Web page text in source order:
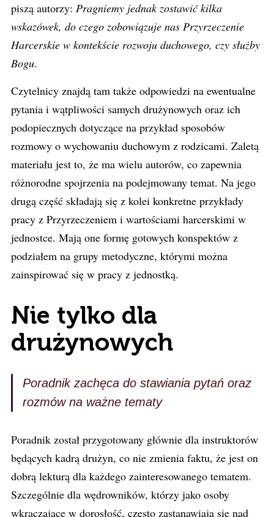
piszą autorzy: Pragniemy jednak zostawić kilka
wskazówek, do czego zobowiązuje nas Przyrzeczenie
Harcerskie w kontekście rozwoju duchowego, czy służby
Bogu.
Czytelnicy znajdą tam także odpowiedzi na ewentualne
pytania i wątpliwości samych drużynowych oraz ich
podopiecznych dotyczące na przykład sposobów
rozmowy o wychowaniu duchowym z rodzicami. Zaletą
materiału jest to, że ma wielu autorów, co zapewnia
różnorodne spojrzenia na podejmowany temat. Na jego
drugą część składają się z kolei konkretne przykłady
pracy z Przyrzeczeniem i wartościami harcerskimi w
jednostce. Mają one formę gotowych konspektów z
podziałem na grupy metodyczne, którymi można
zainspirować się w pracy z jednostką.
Nie tylko dla
drużynowych
Poradnik zachęca do stawiania pytań oraz
rozmów na ważne tematy
Poradnik został przygotowany głównie dla instruktorów
będących kadrą drużyn, co nie zmienia faktu, że jest on
dobrą lekturą dla każdego zainteresowanego tematem.
Szczególnie dla wędrowników, którzy jako osoby
wkraczające w dorosłość, często zastanawiają się nad